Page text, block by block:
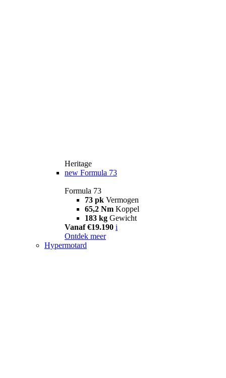
Heritage
new Formula 73
Formula 73
73 pk Vermogen
65,2 Nm Koppel
183 kg Gewicht
Vanaf €19.190 i
Ontdek meer
Hypermotard